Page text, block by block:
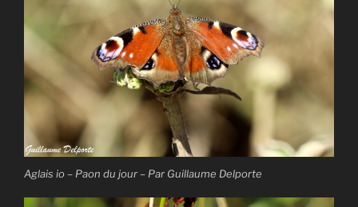
Aglais io – Paon du jour – Par Guillaume Delporte